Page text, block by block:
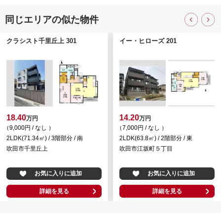
同じエリアの似た物件
クラシスト千里丘上 301
18.40万円
（9,000円 / なし ）
2LDK(71.34㎡) / 3階部分 / 南
吹田市千里丘上
お気に入りに追加
詳細を見る
イー・ヒローズ 201
14.20万円
（7,000円 / なし ）
2LDK(63.8㎡) / 2階部分 / 東
吹田市江坂町５丁目
お気に入りに追加
詳細を見る